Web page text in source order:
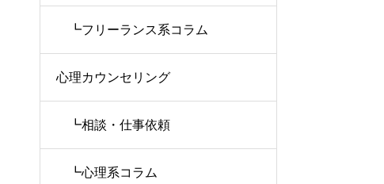
┗フリーランス系コラム
心理カウンセリング
┗相談・仕事依頼
┗心理系コラム